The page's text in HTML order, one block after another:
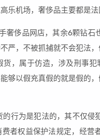
乐机场，奢侈品主要都是法
奢侈品网店，其余6颗钻
严，不被抓捕就不会犯法
货，属于仿造，涉及刑事
够以假充真假的就是假的
行为是犯法的，其不仅
者权益保护法规定，经